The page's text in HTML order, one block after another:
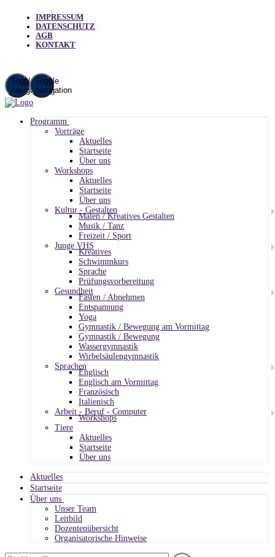
IMPRESSUM
DATENSCHUTZ
AGB
KONTAKT
Toggle
navigation
Toggle
navigation
Programm
Vorträge
Aktuelles
Startseite
Über uns
Workshops
Aktuelles
Startseite
Über uns
Kultur - Gestalten
Malen / Kreatives Gestalten
Musik / Tanz
Freizeit / Sport
Junge VHS
Kreatives
Schwimmkurs
Sprache
Prüfungsvorbereitung
Gesundheit
Fasten / Abnehmen
Entspannung
Yoga
Gymnastik / Bewegung am Vormittag
Gymnastik / Bewegung
Wassergymnastik
Wirbelsäulengymnastik
Sprachen
Englisch
Englisch am Vormittag
Französisch
Italienisch
Arbeit - Beruf - Computer
Workshops
Tiere
Aktuelles
Startseite
Über uns
Aktuelles
Startseite
Über uns
Unser Team
Leitbild
Dozentenübersicht
Organisatorische Hinweise